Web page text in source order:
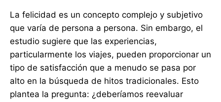
La felicidad es un concepto complejo y subjetivo
que varía de persona a persona. Sin embargo, el
estudio sugiere que las experiencias,
particularmente los viajes, pueden proporcionar un
tipo de satisfacción que a menudo se pasa por
alto en la búsqueda de hitos tradicionales. Esto
plantea la pregunta: ¿deberíamos reevaluar